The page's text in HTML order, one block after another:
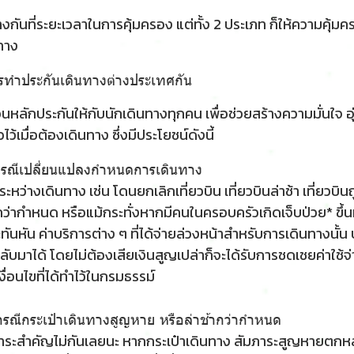
นที่ระยะเวลาในการคุ้มครอง แต่ทั้ง 2 ประเภท ก็ให้ความคุ้ม
ง
ำประกันเดินทางต่างประเทศกัน
หลักประกันให้กับนักเดินทางทุกคน เพื่อช่วยสร้างความมั่นใจ
เมื่อต้องเดินทาง ซึ่งมีประโยชน์ดังนี้
ณีเปลี่ยนแปลงกําหนดการเดินทาง
หว่างเดินทาง เช่น โดนยกเลิกเที่ยวบิน เที่ยวบินล่าช้า เที่ยวบิ
ากำหนด หรือแม้กระทั่งหากมีคนในครอบครัวเกิดเจ็บป่วย* ขึ้
นหัน ค่าบริการต่าง ๆ ที่ได้จ่ายล่วงหน้าสำหรับการเดินทางนั้น
มาได้ โดยไม่ต้องเสียเงินสูญเปล่าก็จะได้รับการชดเชยค่าใช้
นไขที่ได้ทำไว้ในกรมธรรม์
ณีกระเป๋าเดินทางสูญหาย หรือล่าช้ากว่ากำหนด
ะสำคัญไม่กันเลยนะ หากกระเป๋าเดินทาง สัมภาระสูญหายตกห